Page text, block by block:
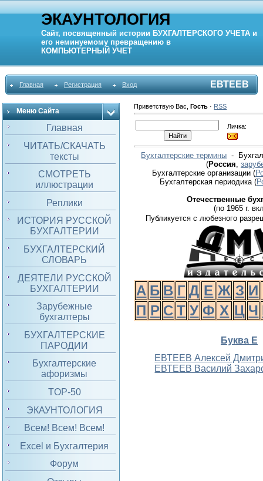
ЭКАУНТОЛОГИЯ
Сайт, посвященный истории БУХГАЛТЕРСКОГО УЧЕТА и
его неминуемому превращению в
КОМПЬЮТЕРНЫЙ УЧЕТ
Главная Регистрация Вход ЕВТЕЕВ
Меню Сайта
Главная
ЧИТАТЬ/СКАЧАТЬ
тексты
СМОТРЕТЬ
иллюстрации
Реплики
ИСТОРИЯ РУССКОЙ
БУХГАЛТЕРИИ
БУХГАЛТЕРСКИЙ
СЛОВАРЬ
ДЕЯТЕЛИ РУССКОЙ
БУХГАЛТЕРИИ
Зарубежные
бухгалтеры
БУХГАЛТЕРСКИЕ
ПАРОДИИ
Бухгалтерские
афоризмы
TOP-50
ЭКАУНТОЛОГИЯ
Всем! Всем! Всем!
Excel и Бухгалтерия
Форум
Приветствую Вас ,Гость · RSS
Личка:
Бухгалтерские термины -
(Россия
Бухгалтерские организации (
Бухгалтерская периодика(
Отечественные
(по 1965 г.
Публикуется с любезного
А Б В Г Д Е Ж З И
П Р С Т У Ф Х Ц Ч
Буква Е
ЕВТЕЕВ Алексей
ЕВТЕЕВ Василий